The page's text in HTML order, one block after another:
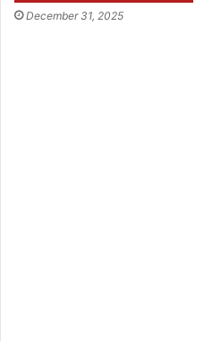
December 31, 2025